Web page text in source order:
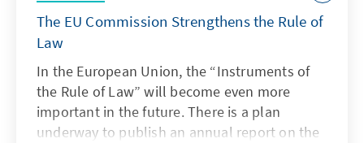
The EU Commission Strengthens the Rule of
Law
In the European Union, the “Instruments of
the Rule of Law” will become even more
important in the future. There is a plan
underway to publish an annual report on the